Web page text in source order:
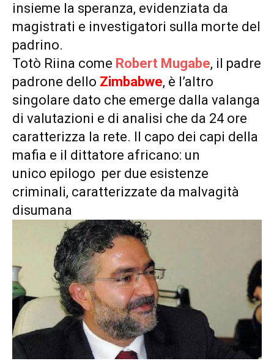
insieme la speranza, evidenziata da
magistrati e investigatori sulla morte del
padrino.
Totò Riina come Robert Mugabe, il padre
padrone dello Zimbabwe, è l’altro
singolare dato che emerge dalla valanga
di valutazioni e di analisi che da 24 ore
caratterizza la rete. Il capo dei capi della
mafia e il dittatore africano: un
unico epilogo per due esistenze
criminali, caratterizzate da malvagità
disumana